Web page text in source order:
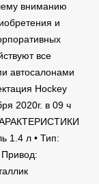
вниманию
и
все
автосалонами
Hockey
2020г. в 09 ч
л • Тип:
Привод: